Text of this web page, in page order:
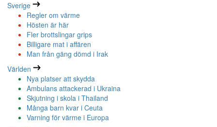
Sverige
Regler om värme
Hösten är här
Fler brottslingar grips
Billigare mat i affären
Man från gäng dömd i Irak
Världen
Nya platser att skydda
Ambulans attackerad i Ukraina
Skjutning i skola i Thailand
Många barn kvar i Ceuta
Varning för värme i Europa